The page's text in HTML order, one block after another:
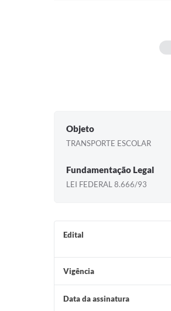
Objeto
TRANSPORTE ESCOLAR
Fundamentação Legal
LEI FEDERAL 8.666/93
Edital
Vigência
Data da assinatura